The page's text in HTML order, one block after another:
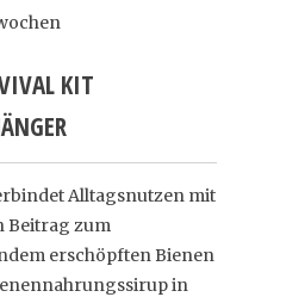
KIT
Alltagsnutzen mit
Beitrag zum
erschöpften Bienen
in